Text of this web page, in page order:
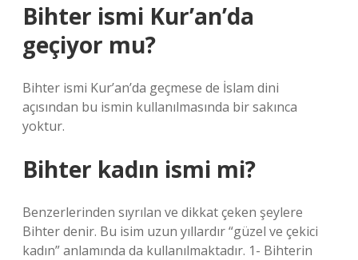
Bihter ismi Kur’an’da
geçiyor mu?
Bihter ismi Kur’an’da geçmese de İslam dini
açısından bu ismin kullanılmasında bir sakınca
yoktur.
Bihter kadın ismi mi?
Benzerlerinden sıyrılan ve dikkat çeken şeylere
Bihter denir. Bu isim uzun yıllardır “güzel ve çekici
kadın” anlamında da kullanılmaktadır. 1- Bihterin